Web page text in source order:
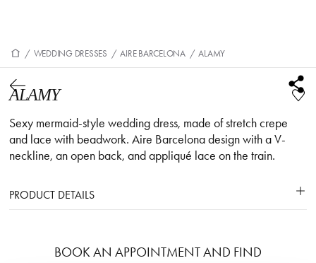
/ WEDDING DRESSES / AIRE BARCELONA / ALAMY
ALAMY
Sexy mermaid-style wedding dress, made of stretch crepe
and lace with beadwork. Aire Barcelona design with a V-
neckline, an open back, and appliqué lace on the train.
PRODUCT DETAILS
BOOK AN APPOINTMENT AND FIND